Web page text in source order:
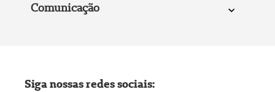
Comunicação
Siga nossas redes sociais: